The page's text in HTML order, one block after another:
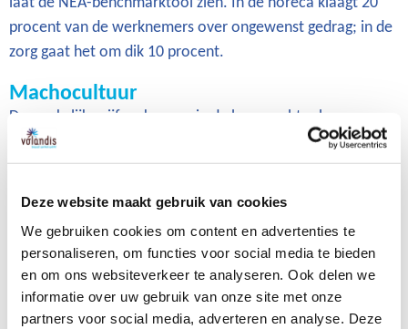
Deze website maakt gebruik van cookies
We gebruiken cookies om content en advertenties te
personaliseren, om functies voor social media te bieden
en om ons websiteverkeer te analyseren. Ook delen we
informatie over uw gebruik van onze site met onze
partners voor social media, adverteren en analyse. Deze
laat de NEA-benchmarktool zien. In de horeca klaagt 20
procent van de werknemers over ongewenst gedrag; in de
zorg gaat het om dik 10 procent.
Machocultuur
De werkelijke cijfers kunnen in de bouw echter hoger
liggen, stelt Ingrid de Laat van de arbodienst Richting. Zij
werkt als vertrouwenspersoon in diverse branches en ze
de machocultuur. Het idee van ‘stel je niet aan, gewoon
doorbijten’. Het kan zijn dat de werkelijke gevallen
daardoor hoger liggen, al is dat een aanname.” De
vertrouwenspersoon krijgt sinds het schandaal bij The